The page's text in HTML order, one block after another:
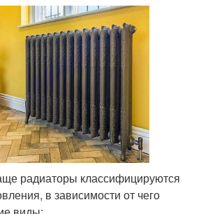
радиаторы классифицируются
в зависимости от чего